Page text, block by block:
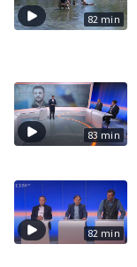
82 min
83 min
82 min